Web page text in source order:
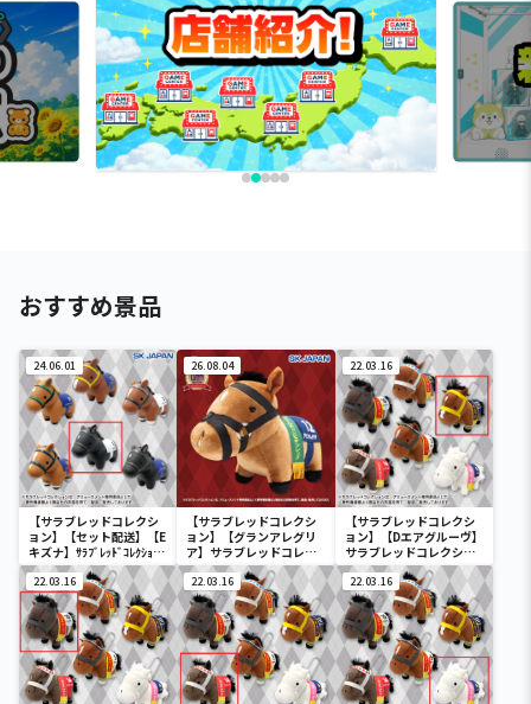
おすすめ景品
24.06.01
【サラブレッドコレクシ
ョン】【セット配送】【E
キズナ】ｻﾗﾌﾞﾚｯﾄﾞｺﾚｸｼｮﾝｿ
ﾌﾋﾞﾏｽｺｯﾄ3
26.08.04
【サラブレッドコレクシ
ョン】【グランアレグリ
ア】サラブレッドコレク
ション ふわふわBIG(グラ
ンアレグリア)
22.03.16
【サラブレッドコレクシ
ョン】【Dエアグルーヴ】
サラブレッドコレクショ
ンマスコットBC3
22.03.16 22.03.16 22.03.16